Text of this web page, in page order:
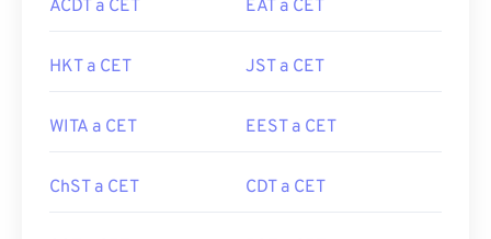
ACDT a CET EAT a CET
HKT a CET JST a CET
WITA a CET EEST a CET
ChST a CET CDT a CET